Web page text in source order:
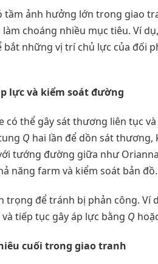
tầm ảnh hưởng lớn trong giao
choáng nhiều mục tiêu. Ví
những vị trí chủ lực của đối
lực và kiểm soát đường
có thể gây sát thương liên tục
Q hai lần để dồn sát
tướng đường giữa như
năng farm và kiểm soát bản đồ.
trọng để tránh bị phản công. Ví
tiếp tục gây áp lực bằng Q
cuối trong giao tranh